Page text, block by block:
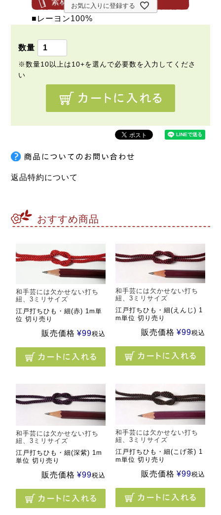
■レーヨン100%
お気に入りに登録する
返品特約について
おすすめ商品
和手芸には欠かせない打ち
紐、3ミリサイズ
江戸打ちひも・細(赤) 1m単
位 切り売り
販売価格 ¥99税込
和手芸には欠かせない打ち
紐、3ミリサイズ
江戸打ちひも・細(えんじ) 1
m単位 切り売り
販売価格 ¥99税込
和手芸には欠かせない打ち
紐、3ミリサイズ
江戸打ちひも・細(深紫) 1m
単位 切り売り
販売価格 ¥99税込
和手芸には欠かせない打ち
紐、3ミリサイズ
江戸打ちひも・細(こげ茶) 1
m単位 切り売り
販売価格 ¥99税込